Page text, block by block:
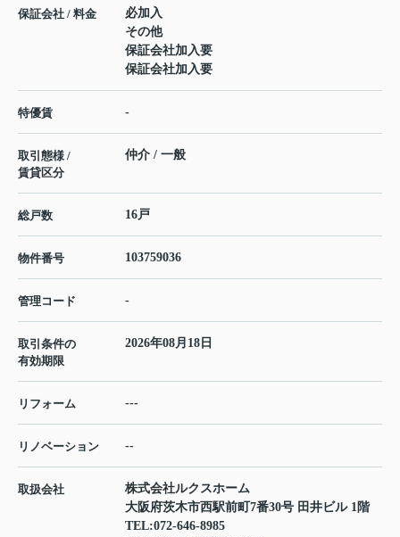
保証会社 / 料金
必加入
その他
保証会社加入要
保証会社加入要
特優賃 -
取引態様 /
賃貸区分
仲介 / 一般
総戸数 16戸
物件番号 103759036
管理コード -
取引条件の
有効期限
2026年08月18日
リフォーム ---
リノベーション --
取扱会社
株式会社ルクスホーム
大阪府茨木市西駅前町7番30号 田井ビル 1階
TEL:072-646-8985